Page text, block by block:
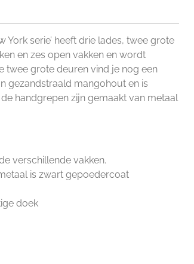
York serie’ heeft drie lades, twee grote
en zes open vakken en wordt
twee grote deuren vind je nog een
gezandstraald mangohout en is
handgrepen zijn gemaakt van metaal
verschillende vakken.
is zwart gepoedercoat
doek